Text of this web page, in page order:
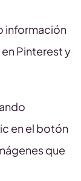
información
Pinterest y
en el botón
que